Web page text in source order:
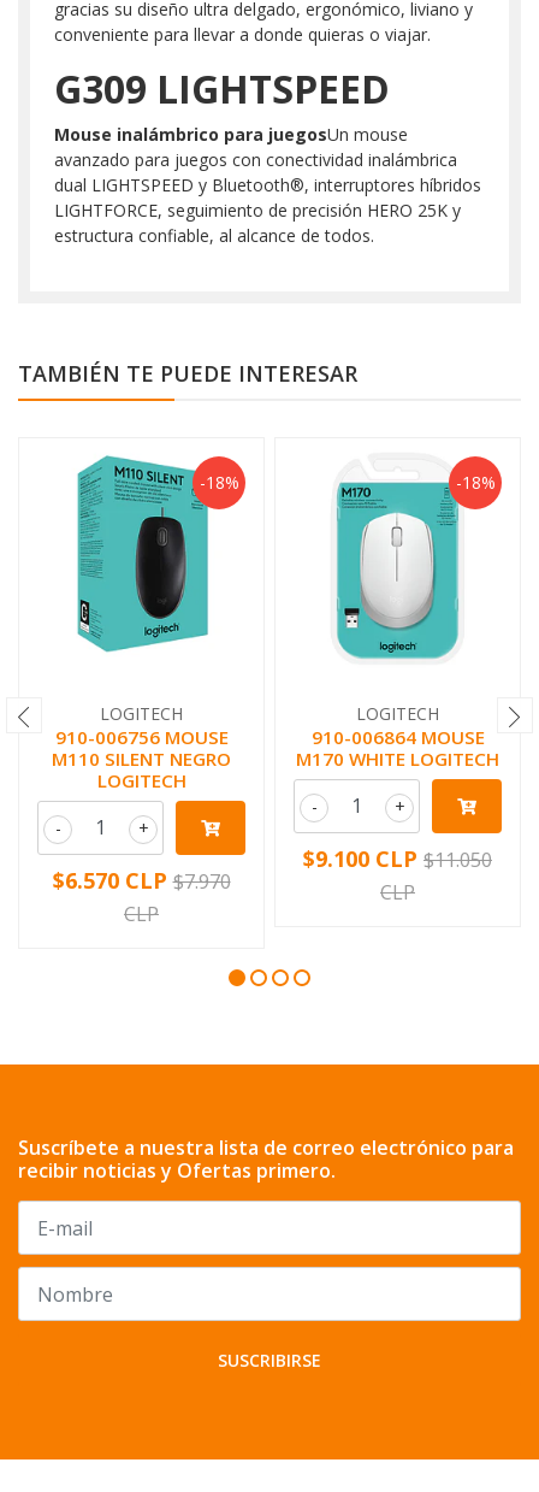
gracias su diseño ultra delgado, ergonómico, liviano y
conveniente para llevar a donde quieras o viajar.
G309 LIGHTSPEED
Mouse inalámbrico para juegosUn mouse
avanzado para juegos con conectividad inalámbrica
dual LIGHTSPEED y Bluetooth®, interruptores híbridos
LIGHTFORCE, seguimiento de precisión HERO 25K y
estructura confiable, al alcance de todos.
TAMBIÉN TE PUEDE INTERESAR
-18%
LOGITECH
910-006756 MOUSE
M110 SILENT NEGRO
LOGITECH
+
-
$6.570 CLP $7.970
CLP
-18%
LOGITECH
910-006864 MOUSE
M170 WHITE LOGITECH
+
-
$9.100 CLP $11.050
CLP
Suscríbete a nuestra lista de correo electrónico para
recibir noticias y Ofertas primero.
SUSCRIBIRSE